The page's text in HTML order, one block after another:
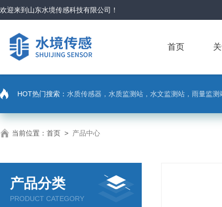
欢迎来到 山东水境传感科技有限公司 ！
首页
HOT热门搜索： 水质传感器，水质监测站，水文监测站，雨量监
当前位置： 首页 > 产品中心
产品分类
PRODUCT CATEGORY